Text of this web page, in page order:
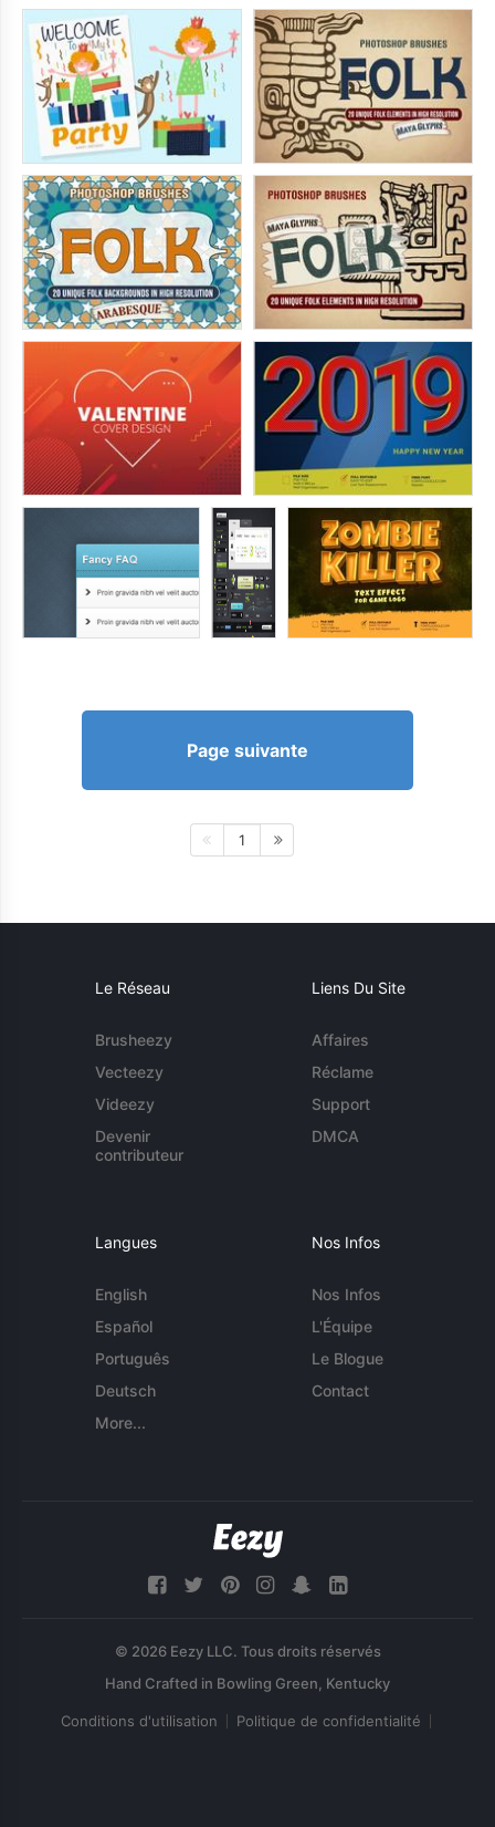
Page suivante
1
Le Réseau
Brusheezy
Vecteezy
Videezy
Devenir
contributeur
Liens Du Site
Affaires
Réclame
Support
DMCA
Langues
English
Español
Português
Deutsch
More...
Nos Infos
Nos Infos
L'Équipe
Le Blogue
Contact
© 2026 Eezy LLC. Tous droits réservés
Conditions d'utilisation Politique de confidentialité